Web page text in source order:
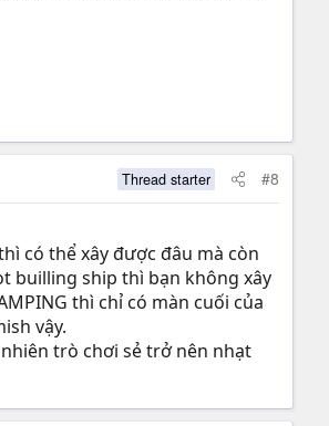
Thread starter #8
có thể xây được đâu mà còn
builling ship thì bạn không xây
thì chỉ có màn cuối của
vậy.
trò chơi sẻ trở nên nhạt